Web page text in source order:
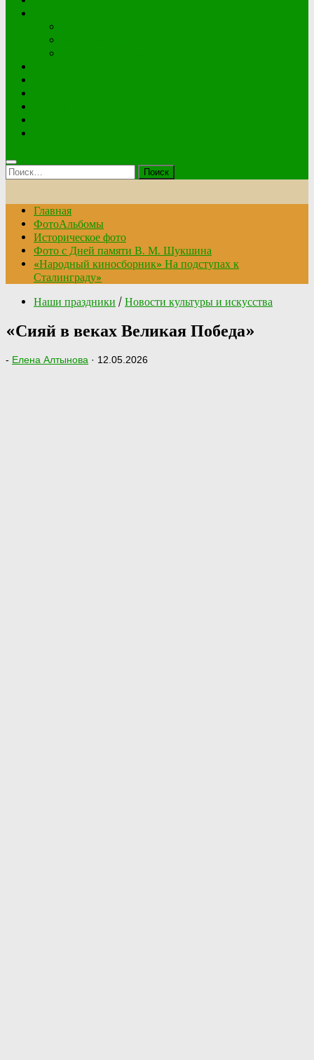
Найти:
Главная
ФотоАльбомы
Историческое фото
Фото с Дней памяти В. М. Шукшина
«Народный киносборник» На подступах к
Сталинграду»
Наши праздники / Новости культуры и искусства
«Сияй в веках Великая Победа»
- Елена Алтынова · 12.05.2026